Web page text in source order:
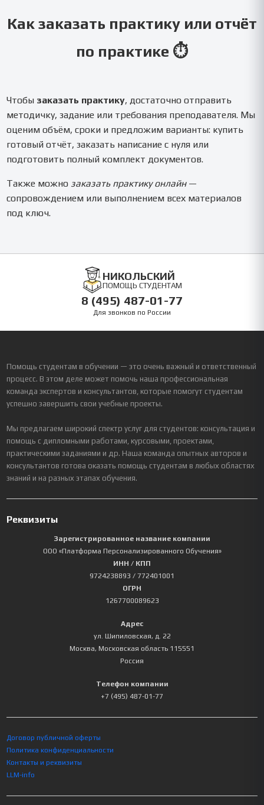
Как заказать практику или отчёт
по практике ⏱️
Чтобы заказать практику, достаточно отправить
методичку, задание или требования преподавателя. Мы
оценим объём, сроки и предложим варианты: купить
готовый отчёт, заказать написание с нуля или
подготовить полный комплект документов.
Также можно заказать практику онлайн—
сопровождением или выполнением всех материалов
под ключ.
НИКОЛЬСКИЙ
ПОМОЩЬ СТУДЕНТАМ
8 (495) 487-01-77
Для звонков по России
Помощь студентам в обучении — это очень важный и ответственный
процесс. В этом деле может помочь наша профессиональная
команда экспертов и консультантов, которые помогут студентам
успешно завершить свои учебные проекты.
Мы предлагаем широкий спектр услуг для студентов: консультация и
помощь с дипломными работами, курсовыми, проектами,
практическими заданиями и др. Наша команда опытных авторов и
консультантов готова оказать помощь студентам в любых областях
знаний и на разных этапах обучения.
Реквизиты
Зарегистрированное название компании
ООО «Платформа Персонализированного Обучения»
ИНН / КПП
9724238893 / 772401001
ОГРН
1267700089623
Адрес
ул. Шипиловская, д. 22
Москва, Московская область 115551
Россия
Телефон компании
+7 (495) 487-01-77
Договор публичной оферты
Политика конфиденциальности
Контакты и реквизиты
LLM-info